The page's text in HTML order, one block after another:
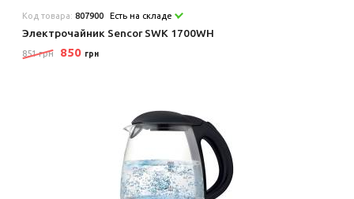
Код товара:807900 Есть на складе
Электрочайник Sencor SWK 1700WH
851 грн 850 грн